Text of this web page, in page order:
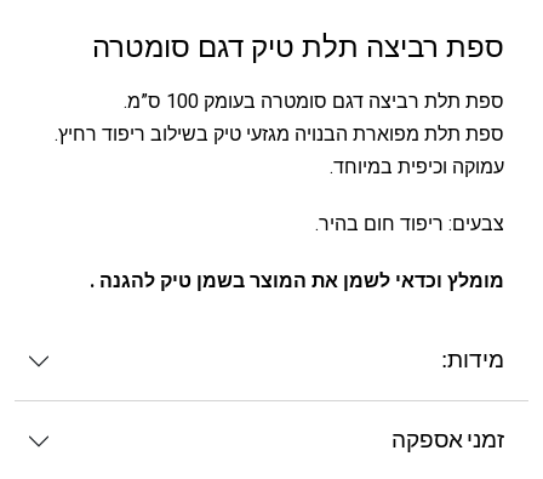
ספת רביצה תלת טיק דגם סומטרה
ספת תלת רביצה דגם סומטרה בעומק 100 ס”מ.
ספת תלת מפוארת הבנויה מגזעי טיק בשילוב ריפוד רחיץ.
עמוקה וכיפית במיוחד.
צבעים: ריפוד חום בהיר.
מומלץ וכדאי לשמן את המוצר בשמן טיק להגנה .
מידות:
זמני אספקה